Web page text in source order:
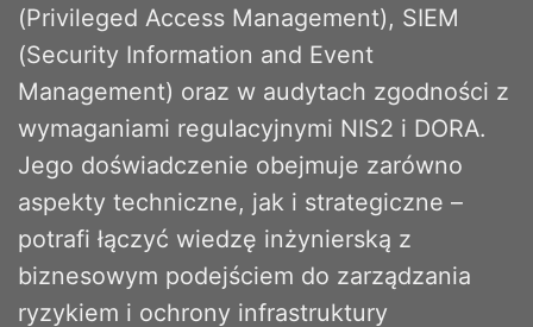
(Privileged Access Management), SIEM
(Security Information and Event
Management) oraz w audytach zgodności z
wymaganiami regulacyjnymi NIS2 i DORA.
Jego doświadczenie obejmuje zarówno
aspekty techniczne, jak i strategiczne –
potrafi łączyć wiedzę inżynierską z
biznesowym podejściem do zarządzania
ryzykiem i ochrony infrastruktury